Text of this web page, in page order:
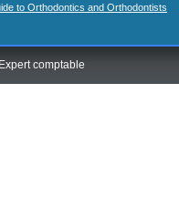
to Orthodontics and Orthodontists
comptable